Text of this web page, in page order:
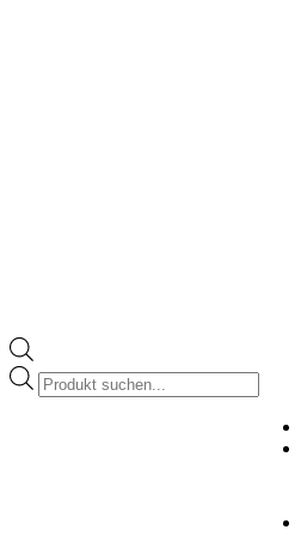
Products
search